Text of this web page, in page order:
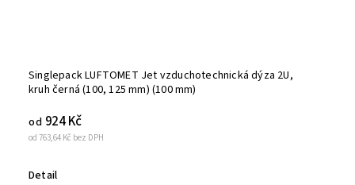
Singlepack LUFTOMET Jet vzduchotechnická dýza 2U,
kruh černá (100, 125 mm) (100 mm)
od 763,64 Kč bez DPH
od 924 Kč
Detail